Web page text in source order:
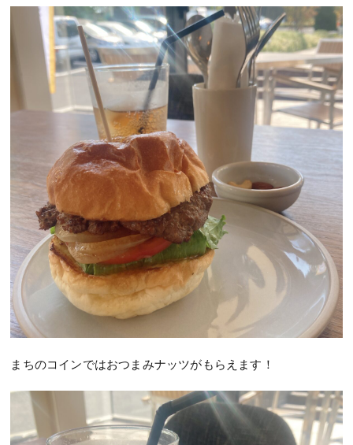
まちのコインではおつまみナッツがもらえます！